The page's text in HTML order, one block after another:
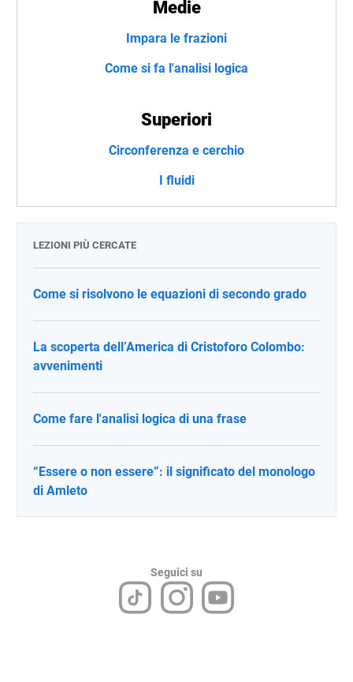
Medie
Impara le frazioni
Come si fa l'analisi logica
Superiori
Circonferenza e cerchio
I fluidi
LEZIONI PIÙ CERCATE
Come si risolvono le equazioni di secondo grado
La scoperta dell’America di Cristoforo Colombo:
avvenimenti
Come fare l'analisi logica di una frase
“Essere o non essere”: il significato del monologo
di Amleto
Seguici su